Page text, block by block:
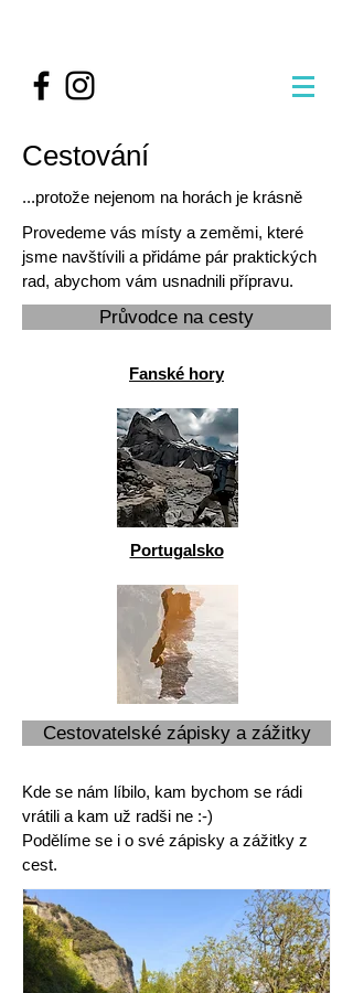
Cestování
...protože nejenom na horách je krásně
Provedeme vás místy a zeměmi, které
jsme navštívili a přidáme pár praktických
rad, abychom vám usnadnili přípravu.
Průvodce na cesty
Fanské hory
Portugalsko
Cestovatelské zápisky a zážitky
Kde se nám líbilo, kam bychom se rádi
vrátili a kam už radši ne :-)
Podělíme se i o své zápisky a zážitky z
cest.